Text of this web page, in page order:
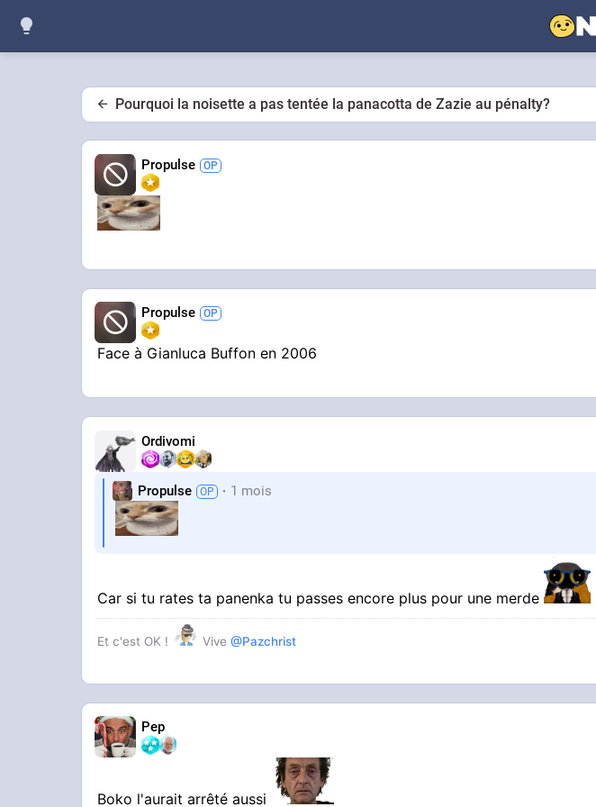
Pourquoi la noisette a pas tentée la panacotta de Zazie au pénalty?
Propulse
Propulse
Face à Gianluca Buffon en 2006
Ordivomi
Propulse 1 mois
Car si tu rates ta panenka tu passes encore plus pour une merde
Et c'est OK ! Vive@Pazchrist
Pep
Boko l'aurait arrêté aussi